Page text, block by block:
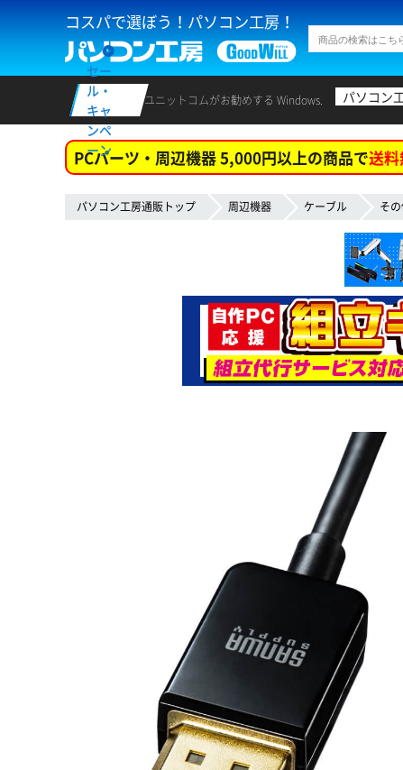
コスパで選ぼう！パソコン工房！
セー
ル・
キャ
ンペ
ーン
ユニットコムがお勧めする Windows. パソコン
PCパーツ・周辺機器 5,000円以上の商品で送
パソコン工房通販トップ 周辺機器 ケーブル そ